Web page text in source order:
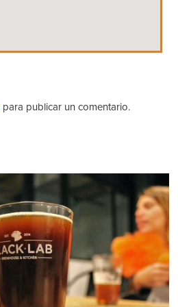
para publicar un comentario.